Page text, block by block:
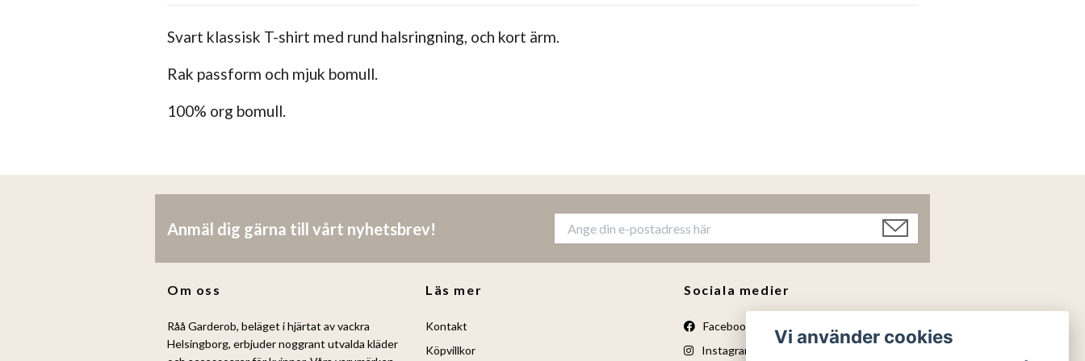
Svart klassisk T-shirt med rund halsringning, och kort ärm.
Rak passform och mjuk bomull.
100% org bomull.
Anmäl dig gärna till vårt nyhetsbrev!
Om oss
Råå Garderob, beläget i hjärtat av vackra
Helsingborg, erbjuder noggrant utvalda kläder
Läs mer
Kontakt
Köpvillkor
Sociala medier
Facebook
Instagram
Vi använder cookies